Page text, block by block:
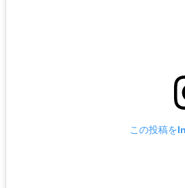
この投稿を